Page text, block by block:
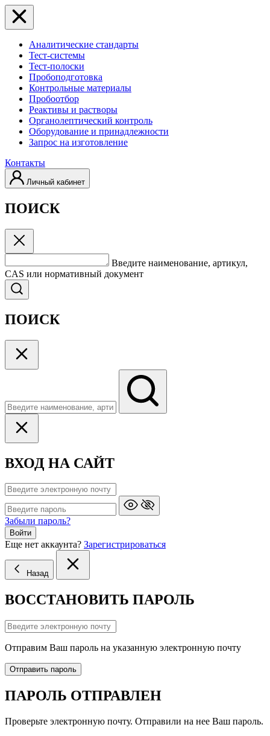
Аналитические стандарты
Тест-системы
Тест-полоски
Пробоподготовка
Контрольные материалы
Пробоотбор
Реактивы и растворы
Органолептический контроль
Оборудование и принадлежности
Запрос на изготовление
Контакты
Личный кабинет
ПОИСК
Введите наименование, артикул,
CAS или нормативный документ
ПОИСК
ВХОД НА САЙТ
Забыли пароль?
Войти
Еще нет аккаунта? Зарегистрироваться
Назад
ВОССТАНОВИТЬ ПАРОЛЬ
Отправим Ваш пароль на указанную электронную почту
Отправить пароль
ПАРОЛЬ ОТПРАВЛЕН
Проверьте электронную почту. Отправили на нее Ваш пароль.